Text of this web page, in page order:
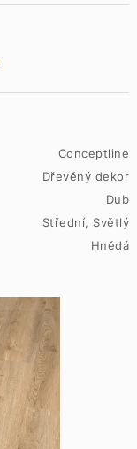
Conceptline
Dřevěný dekor
Dub
Střední, Světlý
Hnědá